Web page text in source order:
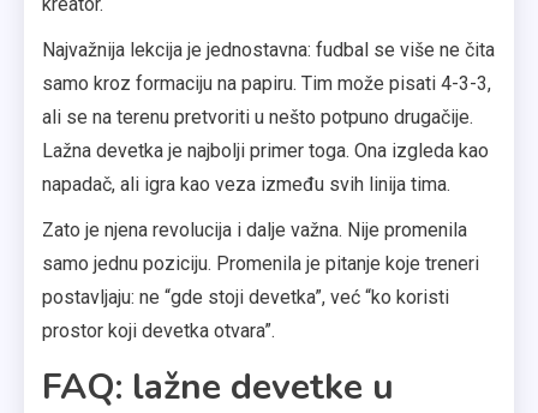
Najvažnija lekcija je jednostavna: fudbal se više ne čita
samo kroz formaciju na papiru. Tim može pisati 4-3-3,
ali se na terenu pretvoriti u nešto potpuno drugačije.
Lažna devetka je najbolji primer toga. Ona izgleda kao
napadač, ali igra kao veza između svih linija tima.
Zato je njena revolucija i dalje važna. Nije promenila
samo jednu poziciju. Promenila je pitanje koje treneri
postavljaju: ne “gde stoji devetka”, već “ko koristi
prostor koji devetka otvara”.
FAQ: lažne devetke u